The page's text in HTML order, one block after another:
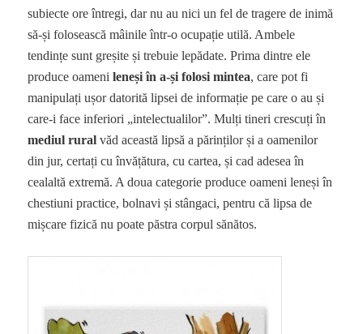
subiecte ore întregi, dar nu au nici un fel de tragere de inimă
să-și folosească mâinile într-o ocupație utilă. Ambele
tendințe sunt greșite și trebuie lepădate. Prima dintre ele
produce oamenileneși în a-și folosi mintea, care pot fi
manipulați ușor datorită lipsei de informație pe care o au și
care-i face inferiori „intelectualilor”. Mulți tineri crescuți în
mediul rural văd această lipsă a părinților și a oamenilor
din jur, certați cu învățătura, cu cartea, și cad adesea în
cealaltă extremă. A doua categorie produce oameni leneși în
chestiuni practice, bolnavi și stângaci, pentru că lipsa de
mișcare fizică nu poate păstra corpul sănătos.